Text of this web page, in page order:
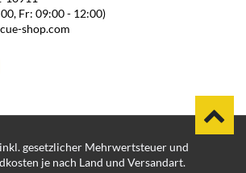
Fr: 09:00 - 12:00)
shop.com
gesetzlicher Mehrwertsteuer und
je nach Land und Versandart.